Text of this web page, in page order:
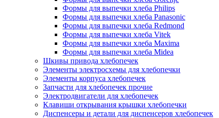
Формы для выпечки хлеба Philips
Формы для выпечки хлеба Panasonic
Формы для выпечки хлеба Redmond
Формы для выпечки хлеба Vitek
Формы для выпечки хлеба Maxima
Формы для выпечки хлеба Midea
Шкивы привода хлебопечек
Элементы электросхемы для хлебопечки
Элементы корпуса хлебопечек
Запчасти для хлебопечек прочие
Электродвигатели для хлебопечек
Клавиши открывания крышки хлебопечки
Диспенсеры и детали для диспенсеров хлебопечек